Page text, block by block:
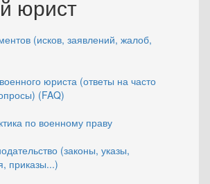
юрист
(исков, заявлений, жалоб,
юриста (ответы на часто
(FAQ)
по военному праву
(законы, указы,
приказы...)